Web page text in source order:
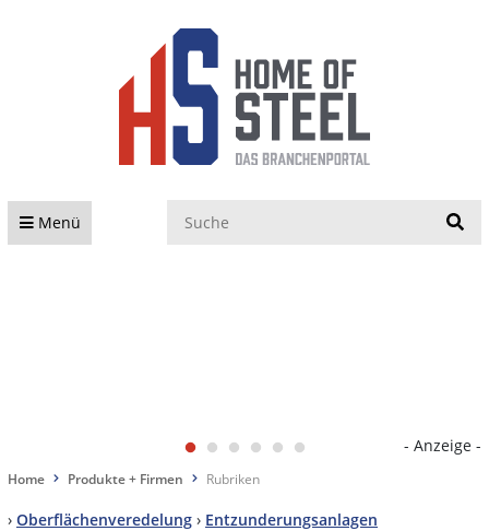
Menü
- Anzeige -
Home Produkte + Firmen Rubriken
› Oberflächenveredelung › Entzunderungsanlagen